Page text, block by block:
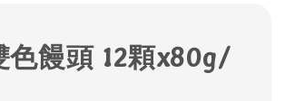
色饅頭 12顆x80g/